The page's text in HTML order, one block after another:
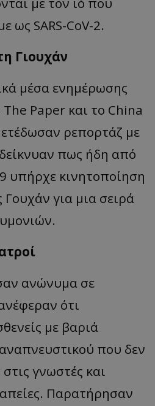
ως SARS-CoV-2.
Γιουχάν
μέσα ενημέρωσης
Paper και το China
ρεπορτάζ με
πως ήδη από
υπήρχε κινητοποίηση
Γουχάν για μια σειρά
ανώνυμα σε
ότι
με βαριά
που δεν
γνωστές και
Παρατήρησαν